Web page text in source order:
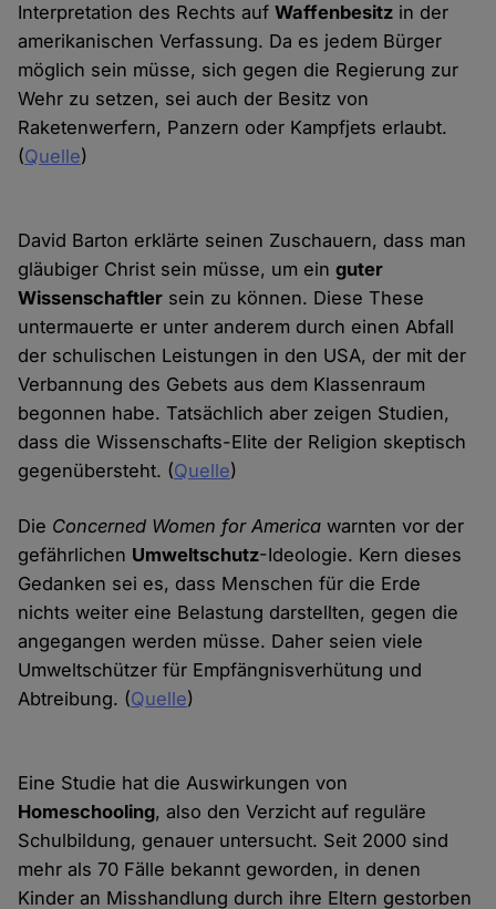
Interpretation des Rechts aufWaffenbesitz in der
amerikanischen Verfassung. Da es jedem Bürger
möglich sein müsse, sich gegen die Regierung zur
Wehr zu setzen, sei auch der Besitz von
Raketenwerfern, Panzern oder Kampfjets erlaubt.
(Quelle)
David Barton erklärte seinen Zuschauern, dass man
gläubiger Christ sein müsse, um einguter
Wissenschaftler sein zu können. Diese These
untermauerte er unter anderem durch einen Abfall
der schulischen Leistungen in den USA, der mit der
Verbannung des Gebets aus dem Klassenraum
begonnen habe. Tatsächlich aber zeigen Studien,
dass die Wissenschafts-Elite der Religion skeptisch
gegenübersteht. (Quelle)
Die Concerned Women for America warnten vor der
gefährlichen Umweltschutz-Ideologie. Kern dieses
Gedanken sei es, dass Menschen für die Erde
nichts weiter eine Belastung darstellten, gegen die
angegangen werden müsse. Daher seien viele
Umweltschützer für Empfängnisverhütung und
Abtreibung. (Quelle)
Eine Studie hat die Auswirkungen von
Homeschooling, also den Verzicht auf reguläre
Schulbildung, genauer untersucht. Seit 2000 sind
mehr als 70 Fälle bekannt geworden, in denen
Kinder an Misshandlung durch ihre Eltern gestorben